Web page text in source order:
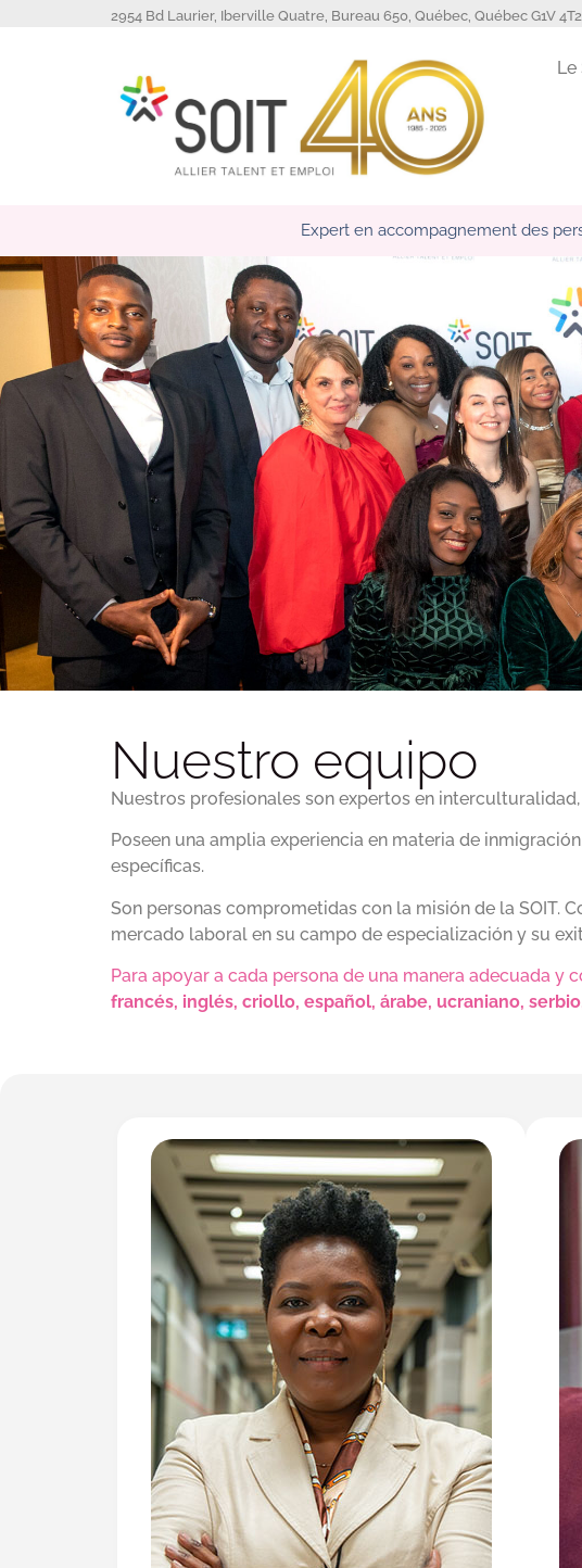
2954 Bd Laurier, Iberville Quatre, Bureau 650, Québec, Québec G1V 4T2
Le
Expert en accompagnement des
Nuestro equipo
Nuestros profesionales son expertos en
Poseen una amplia experiencia en materia de
específicas.
Son personas comprometidas con la misión de la SOIT.
mercado laboral en su campo de especialización y su
Para apoyar a cada persona de una manera adecuada
francés, inglés, criollo, español, árabe, ucraniano,